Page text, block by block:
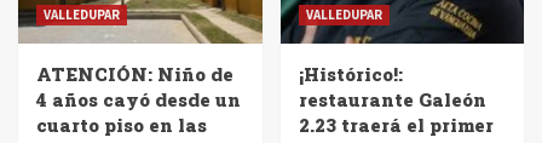
VALLEDUPAR
ATENCIÓN: Niño de
4 años cayó desde un
cuarto piso en las
VALLEDUPAR
¡Histórico!:
restaurante Galeón
2.23 traerá el primer